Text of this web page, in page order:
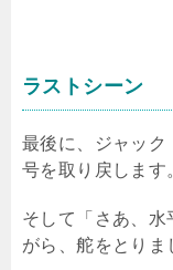
ラストシーン
最後に、ジャック
号を取り戻します
そして「さあ、水
がら、舵をとりま